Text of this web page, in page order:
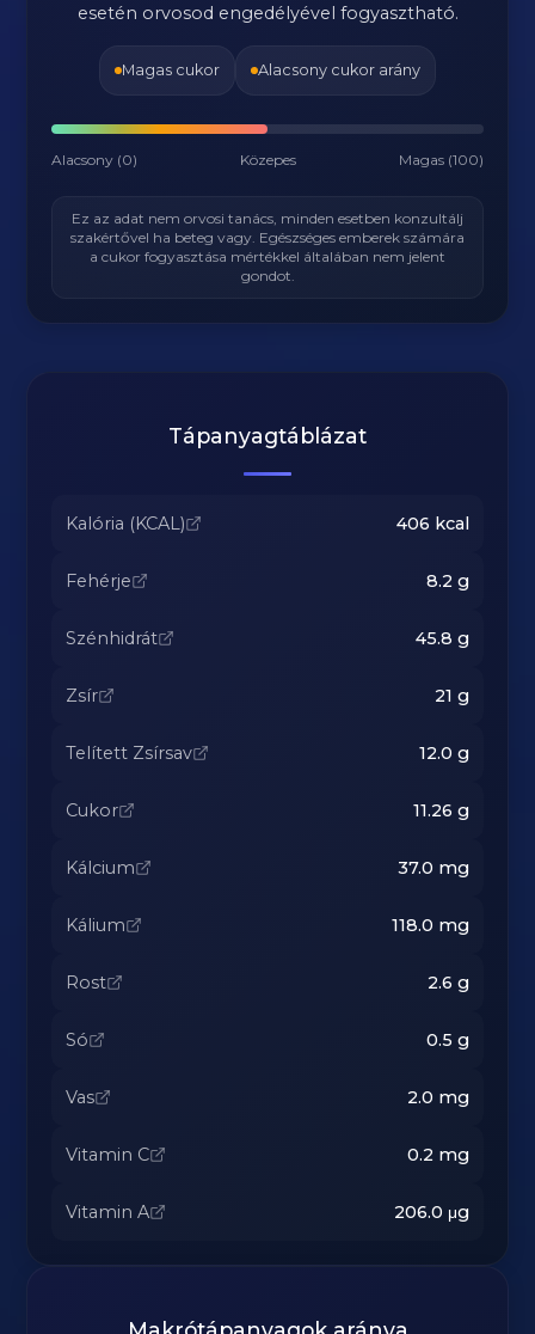
esetén orvosod engedélyével fogyasztható.
Magas cukor Alacsony cukor arány
Alacsony (0) Közepes Magas (100)
Ez az adat nem orvosi tanács, minden esetben konzultálj
szakértővel ha beteg vagy. Egészséges emberek számára
a cukor fogyasztása mértékkel általában nem jelent
gondot.
Tápanyagtáblázat
Kalória (KCAL) 406 kcal
Fehérje 8.2 g
Szénhidrát 45.8 g
Zsír 21 g
Telített Zsírsav 12.0 g
Cukor 11.26 g
Kálcium 37.0 mg
Kálium 118.0 mg
Rost 2.6 g
Só 0.5 g
Vas 2.0 mg
Vitamin C 0.2 mg
Vitamin A 206.0 μg